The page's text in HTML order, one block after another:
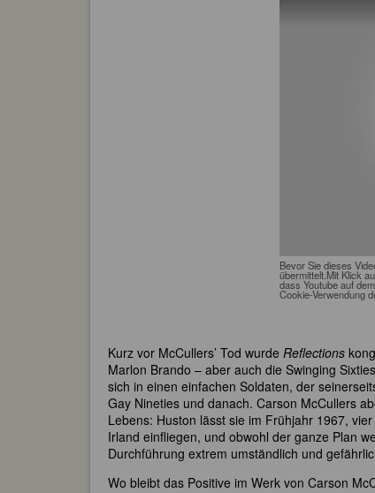
Bevor Sie dieses
übermittelt.Mit Klick
dass Youtube auf
Cookie-Verwendung
Kurz vor McCullers’ Tod wurde Reflections
Marlon Brando – aber auch die Swinging
sich in einen einfachen Soldaten, der
Gay Nineties und danach. Carson McCullers
Lebens: Huston lässt sie im Frühjahr 1967,
Irland einfliegen, und obwohl der ganze Plan
Durchführung extrem umständlich und
Wo bleibt das Positive im Werk von Carson